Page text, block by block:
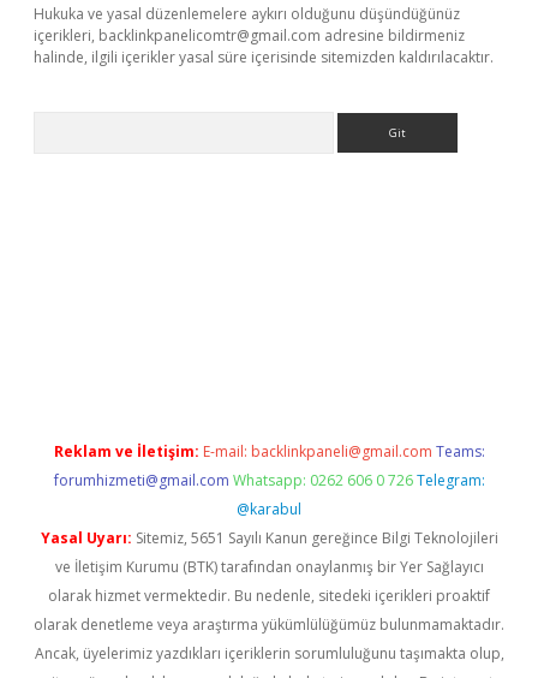
Hukuka ve yasal düzenlemelere aykırı olduğunu düşündüğünüz
içerikleri, backlinkpanelicomtr@gmail.com adresine bildirmeniz
halinde, ilgili içerikler yasal süre içerisinde sitemizden kaldırılacaktır.
Reklam ve İletişim: E-mail: backlinkpaneli@gmail.com Teams:
forumhizmeti@gmail.com Whatsapp: 0262 606 0 726 Telegram:
@karabul
Yasal Uyarı: Sitemiz, 5651 Sayılı Kanun gereğince Bilgi Teknolojileri
ve İletişim Kurumu (BTK) tarafından onaylanmış bir Yer Sağlayıcı
olarak hizmet vermektedir. Bu nedenle, sitedeki içerikleri proaktif
olarak denetleme veya araştırma yükümlülüğümüz bulunmamaktadır.
Ancak, üyelerimiz yazdıkları içeriklerin sorumluluğunu taşımakta olup,